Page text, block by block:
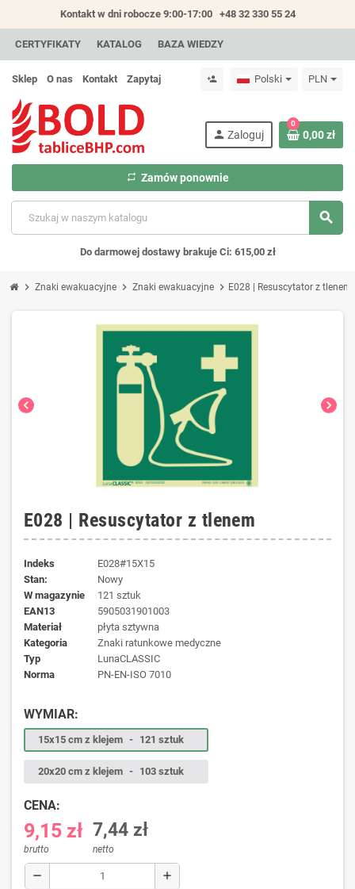
Kontakt w dni robocze 9:00-17:00 +48 32 330 55 24
CERTYFIKATY KATALOG BAZA WIEDZY
Sklep O nas Kontakt Zapytaj person_add Polski PLN
search
person Zaloguj
repeat Zamów ponownie
0
0,00 zł
Do darmowej dostawy brakuje Ci: 615,00 zł
chevron_right Znaki ewakuacyjne chevron_right Znaki ewakuacyjne chevron_right E028 | Resuscytator z tlenem
chevron_left chevron_right
E028 | Resuscytator z tlenem
Indeks
E028#15X15
Stan:
Nowy
W magazynie
121 sztuk
EAN13
5905031901003
materiał
płyta sztywna
kategoria
Znaki ratunkowe medyczne
typ
LunaCLASSIC
norma
PN-EN-ISO 7010
WYMIAR:
15x15 cm z klejem - 121 sztuk
20x20 cm z klejem - 103 sztuk
CENA:
9,15 zł
brutto
7,44 zł
netto
remove add